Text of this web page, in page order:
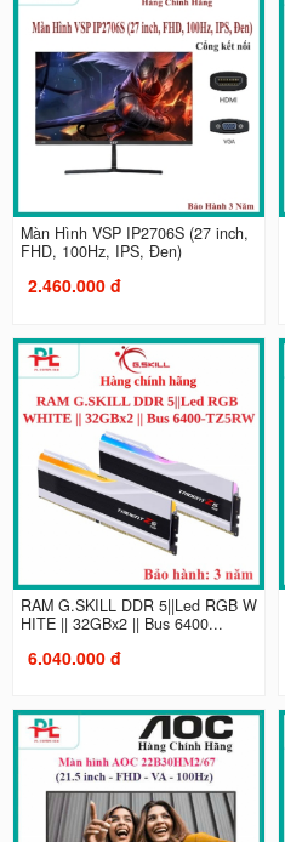
Màn Hình VSP IP2706S (27 inch,
FHD, 100Hz, IPS, Đen)
2.460.000 đ
RAM G.SKILL DDR 5||Led RGB W
HITE || 32GBx2 || Bus 6400...
6.040.000 đ